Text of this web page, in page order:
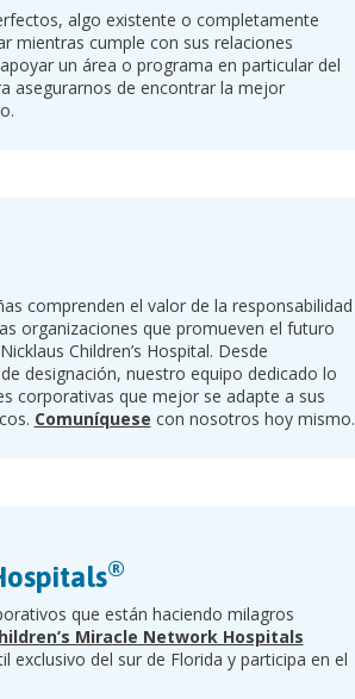
algo existente o completamente
mientras cumple con sus relaciones
un área o programa en particular del
asegurarnos de encontrar la mejor
comprenden el valor de la responsabilidad
organizaciones que promueven el futuro
Children’s Hospital. Desde
designación, nuestro equipo dedicado lo
corporativas que mejor se adapte a sus
Comuníquese con nosotros hoy mismo.
®
que están haciendo milagros
Miracle Network Hospitals
exclusivo del sur de Florida y participa en el